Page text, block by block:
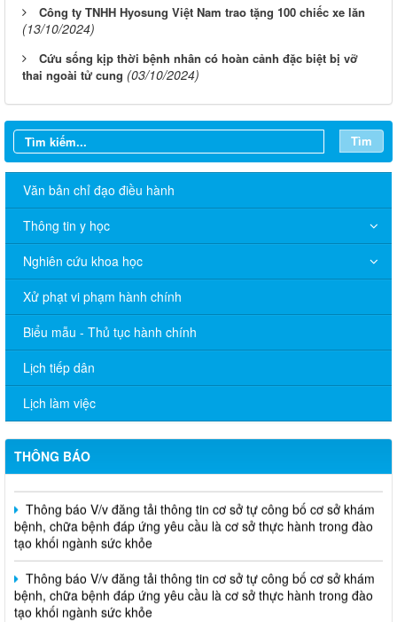
Công ty TNHH Hyosung Việt Nam trao tặng 100 chiếc xe lăn
(13/10/2024)
Cứu sống kịp thời bệnh nhân có hoàn cảnh đặc biệt bị vỡ
thai ngoài tử cung (03/10/2024)
Tìm
Văn bản chỉ đạo điều hành
Thông tin y học
Nghiên cứu khoa học
Xử phạt vi phạm hành chính
Biểu mẫu - Thủ tục hành chính
Lịch tiếp dân
Lịch làm việc
THÔNG BÁO
THÔNG BÁO V/v niêm yết công bố Danh mục thủ tục hành
thực phẩm thuộc phạm vi quản lý của Sở Y tế thành phố Đồng
Nai
THÔNG BÁO Về việc niêm yết thủ tục hành chính bằng mã
QR-Code
Thông báo V/v đăng tải thông tin cơ sở tự công bố cơ sở khám
bệnh, chữa bệnh đáp ứng yêu cầu là cơ sở thực hành trong đào
tạo khối ngành sức khỏe
THÔNG CÁO BÁO CHÍ Văn bản quy phạm pháp luật do Ủy ban
nhân dân thành phố ban hành trong lĩnh vực Y tế
Thông báo V/v đăng tải thông tin cơ sở tự công bố cơ sở khám
bệnh, chữa bệnh đáp ứng yêu cầu là cơ sở thực hành trong đào
tạo khối ngành sức khỏe
Thông báo V/v đăng tải thông tin cơ sở tự công bố cơ sở khám
bệnh, chữa bệnh đáp ứng yêu cầu là cơ sở thực hành trong đào
tạo khối ngành sức khỏe